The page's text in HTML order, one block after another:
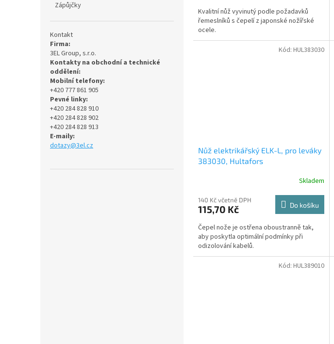
Zápůjčky
Kontakt
Firma:
3EL Group, s.r.o.
Kontakty na obchodní a technické
oddělení:
Mobilní telefony:
+420 777 861 905
Pevné linky:
+420 284 828 910
+420 284 828 902
+420 284 828 913
E-maily:
dotazy@3el.cz
Kvalitní nůž vyvinutý podle požadavků
řemeslníků s čepelí z japonské nožířské
ocele.
Nůž elektrikářský ELK-L, pro leváky
383030, Hultafors
Skladem
140 Kč včetně DPH
115,70 Kč Do košíku
Čepel nože je ostřena oboustranně tak,
aby poskytla optimální podmínky při
odizolování kabelů.
Kód: HUL383030
Kód: HUL389010